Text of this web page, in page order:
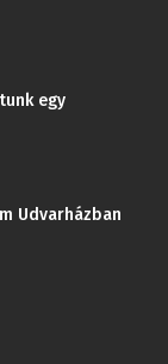
egy
Udvarházban